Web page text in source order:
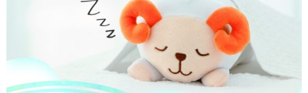
店舗一覧
しみ抜き・ウエットⓌ